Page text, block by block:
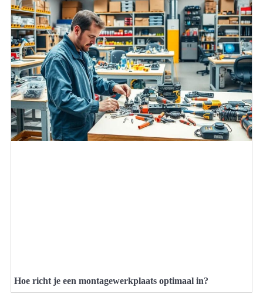
Hoe richt je een montagewerkplaats optimaal in?